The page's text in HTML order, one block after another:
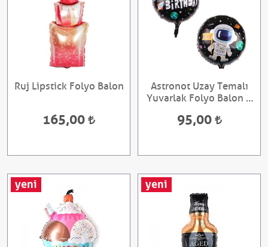
Ruj Lipstick Folyo Balon
165,00
Astronot Uzay Temalı
Yuvarlak Folyo Balon 1
95,00
yeni yeni